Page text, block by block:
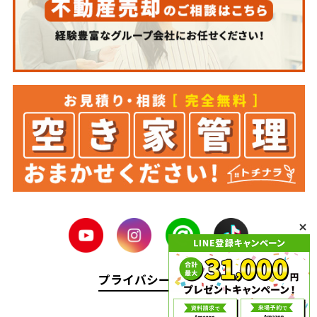
プライバシーポリシー